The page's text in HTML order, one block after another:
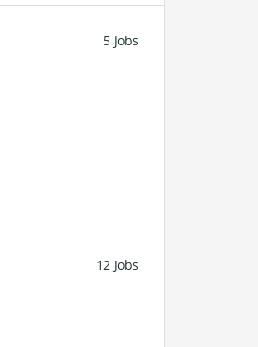
5 Jobs
12 Jobs